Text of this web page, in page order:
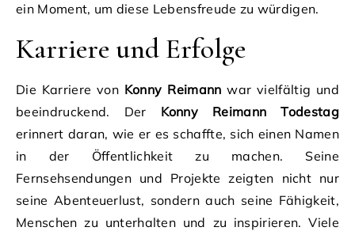
ein Moment, um diese Lebensfreude zu würdigen.
Karriere und Erfolge
Die Karriere von Konny Reimann war vielfältig und
beeindruckend. Der Konny Reimann Todestag
erinnert daran, wie er es schaffte, sich einen Namen
in der Öffentlichkeit zu machen. Seine
Fernsehsendungen und Projekte zeigten nicht nur
seine Abenteuerlust, sondern auch seine Fähigkeit,
Menschen zu unterhalten und zu inspirieren. Viele